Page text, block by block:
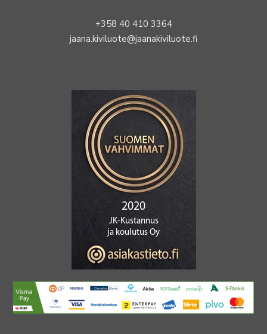
+358 40 410 3364
jaana.kiviluote@jaanakiviluote.fi